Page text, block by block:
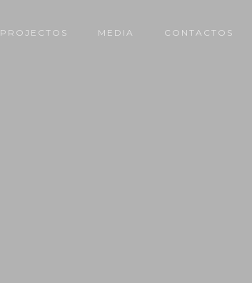
PROJECTOS MEDIA CONTACTOS